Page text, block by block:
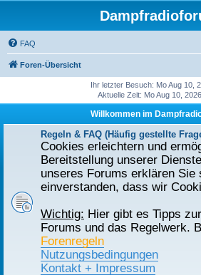
FAQ
Foren-Übersicht
Ihr letzter Besuch: Mo Aug 10,
Aktuelle Zeit: Mo Aug 10,
Willkommen im
Regeln & FAQ (Häufig gestellte
Cookies erleichtern und
Bereitstellung unserer
unseres Forums erklären Sie
einverstanden, dass wir
Wichtig: Hier gibt es Tipps
Forums und das Regelwerk.
Forenregeln
Nutzungsbedingungen
Kontakt + Impressum